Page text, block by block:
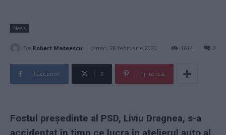
News
De Robert Mateescu - vineri, 28 februarie 2020 2
1614
Facebook X Pinterest
Fostul președinte al PSD, Liviu Dragnea, s-a